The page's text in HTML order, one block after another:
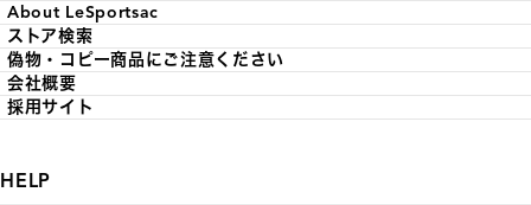
About LeSportsac
ストア検索
偽物・コピー商品にご注意ください
会社概要
採用サイト
HELP